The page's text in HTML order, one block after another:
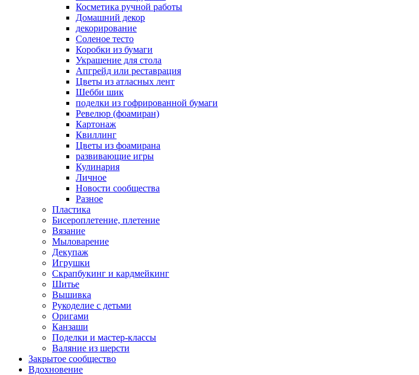
Косметика ручной работы
Домашний декор
декорирование
Соленое тесто
Коробки из бумаги
Украшение для стола
Апгрейд или реставрация
Цветы из атласных лент
Шебби шик
поделки из гофрированной бумаги
Ревелюр (фоамиран)
Картонаж
Квиллинг
Цветы из фоамирана
развивающие игры
Кулинария
Личное
Новости сообщества
Разное
Пластика
Бисероплетение, плетение
Вязание
Мыловарение
Декупаж
Игрушки
Скрапбукинг и кардмейкинг
Шитье
Вышивка
Рукоделие с детьми
Оригами
Канзаши
Поделки и мастер-классы
Валяние из шерсти
Закрытое сообщество
Вдохновение